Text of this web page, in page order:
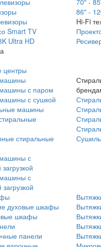
Smart TV
Ultra HD
центры
70" -
86" -
Hi-Fi
с паром
с сушкой
машины
стиральные
с
с
духовые шкафы
шкафы
панели